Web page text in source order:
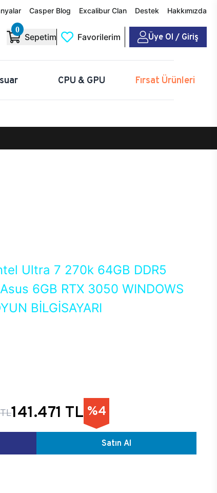
Casper Blog Excalibur Clan Destek Hakkımızda
0
Sepetim Favorilerim Üye Ol / Giriş
CPU & GPU Fırsat Ürünleri
Ultra 7 270k 64GB DDR5
6GB RTX 3050 WINDOWS
BİLGİSAYARI
141.471 TL %4
Satın Al